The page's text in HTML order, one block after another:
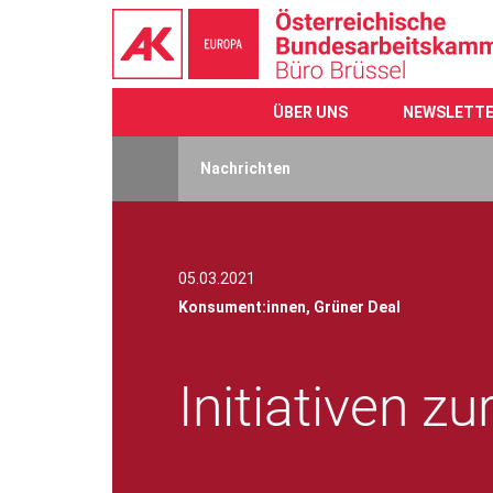
ÜBER UNS
Nachrichten
05.03.2021
Konsument:innen, Grüner Deal
Initiativen